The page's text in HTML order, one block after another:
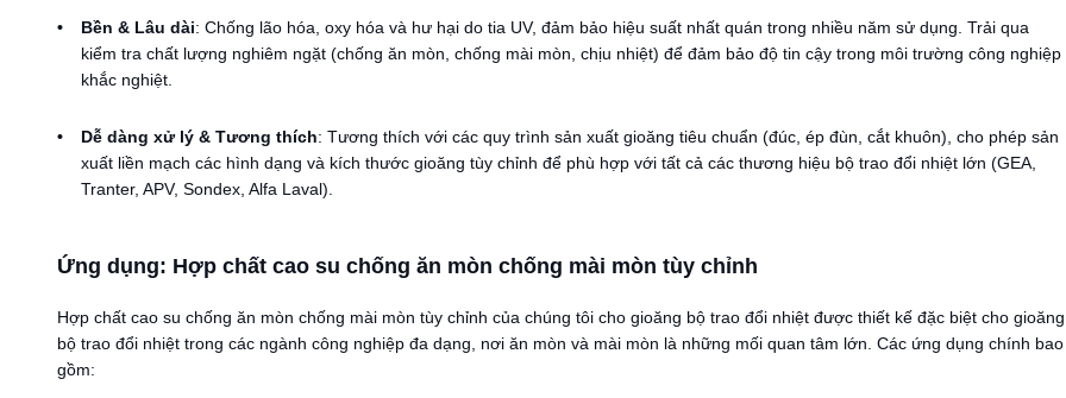
Bền & Lâu dài: Chống lão hóa, oxy hóa và hư hại do tia UV, đảm bảo hiệu suất nhất quán trong nhiều năm sử dụng. Trải qua
kiểm tra chất lượng nghiêm ngặt (chống ăn mòn, chống mài mòn, chịu nhiệt) để đảm bảo độ tin cậy trong môi trường công nghiệp
khắc nghiệt.
Dễ dàng xử lý & Tương thích: Tương thích với các quy trình sản xuất gioăng tiêu chuẩn (đúc, ép đùn, cắt khuôn), cho phép sản
xuất liền mạch các hình dạng và kích thước gioăng tùy chỉnh để phù hợp với tất cả các thương hiệu bộ trao đổi nhiệt lớn (GEA,
Tranter, APV, Sondex, Alfa Laval).
Ứng dụng: Hợp chất cao su chống ăn mòn chống mài mòn tùy chỉnh
Hợp chất cao su chống ăn mòn chống mài mòn tùy chỉnh của chúng tôi cho gioăng bộ trao đổi nhiệt được thiết kế đặc biệt cho gioăng
bộ trao đổi nhiệt trong các ngành công nghiệp đa dạng, nơi ăn mòn và mài mòn là những mối quan tâm lớn. Các ứng dụng chính bao
gồm: